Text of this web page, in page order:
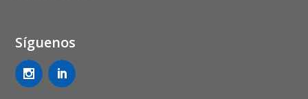
Síguenos